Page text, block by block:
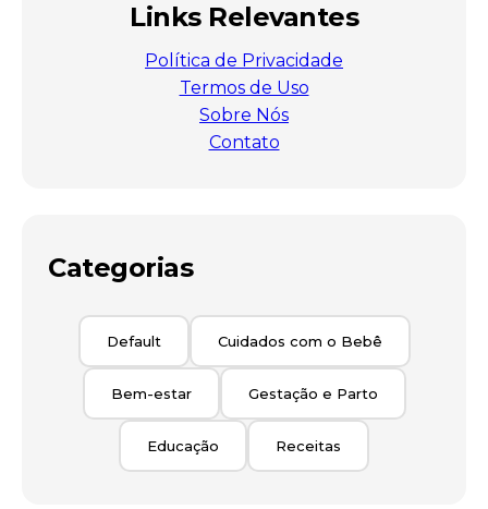
Links Relevantes
Política de Privacidade
Termos de Uso
Sobre Nós
Contato
Categorias
Default Cuidados com o Bebê
Bem-estar Gestação e Parto
Educação Receitas